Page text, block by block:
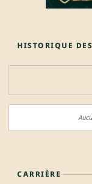
HISTORIQUE
CARRIÈRE